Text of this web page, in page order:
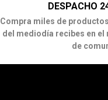
DESPACHO
Compra miles de
del mediodía recibes en el
de